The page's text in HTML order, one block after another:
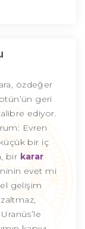
özdeğer
geri
ediyor.
Evren
bir iç
bir karar
evet mi
gelişim